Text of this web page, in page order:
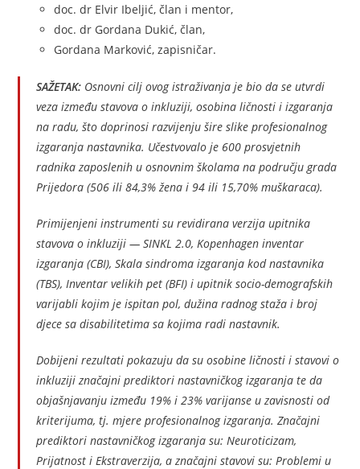
doc. dr Elvir Ibeljić, član i mentor,
doc. dr Gordana Dukić, član,
Gordana Marković, zapisničar.
SAŽETAK: Osnovni cilj ovog istraživanja je bio da se utvrdi
veza između stavova o inkluziji, osobina ličnosti i izgaranja
na radu, što doprinosi razvijenju šire slike profesionalnog
izgaranja nastavnika. Učestvovalo je 600 prosvjetnih
radnika zaposlenih u osnovnim školama na području grada
Prijedora (506 ili 84,3% žena i 94 ili 15,70% muškaraca).
Primijenjeni instrumenti su revidirana verzija upitnika
stavova o inkluziji — SINKL 2.0, Kopenhagen inventar
izgaranja (CBI), Skala sindroma izgaranja kod nastavnika
(TBS), Inventar velikih pet (BFI) i upitnik socio-demografskih
varijabli kojim je ispitan pol, dužina radnog staža i broj
djece sa disabilitetima sa kojima radi nastavnik.
Dobijeni rezultati pokazuju da su osobine ličnosti i stavovi o
inkluziji značajni prediktori nastavničkog izgaranja te da
objašnjavanju između 19% i 23% varijanse u zavisnosti od
kriterijuma, tj. mjere profesionalnog izgaranja. Značajni
prediktori nastavničkog izgaranja su: Neuroticizam,
Prijatnost i Ekstraverzija, a značajni stavovi su: Problemi u